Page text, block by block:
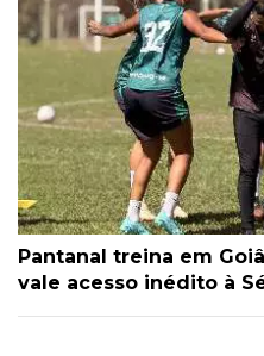
Pantanal treina em
vale acesso inédito à